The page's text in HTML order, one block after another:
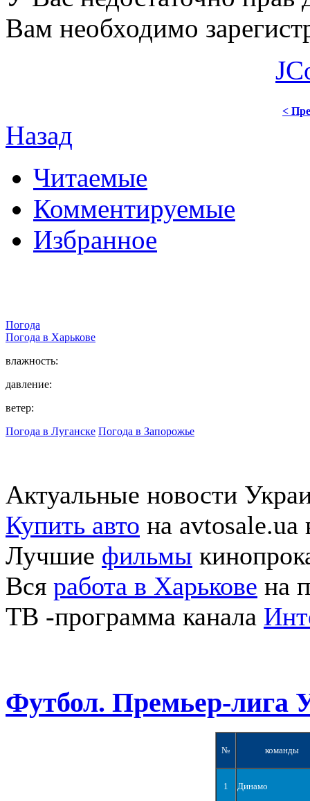
Вам необходимо
<
Назад
Читаемые
Комментируемые
Избранное
Погода
Погода в Харькове
влажность:
давление:
ветер:
Погода в Луганске Погода в Запорожье
Актуальные новости
Купить авто на avtosale.ua
Лучшие фильмы
Вся работа в Харькове на
ТВ -программа канала
Футбол. Премьер-лига
№ команды
1 Динамо